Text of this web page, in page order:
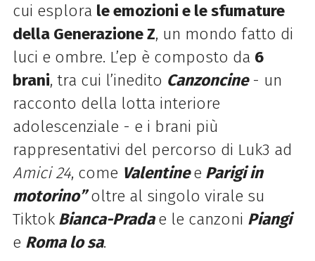
cui esplora le emozioni e le sfumature
della Generazione Z, un mondo fatto di
luci e ombre. L’ep è composto da 6
brani, tra cui l’inedito Canzoncine- un
racconto della lotta interiore
adolescenziale - e i brani più
rappresentativi del percorso di Luk3 ad
Amici 24, come Valentine e Parigi in
motorino”oltre al singolo virale su
Tiktok Bianca-Pradae le canzoni Piangi
e Roma lo sa.